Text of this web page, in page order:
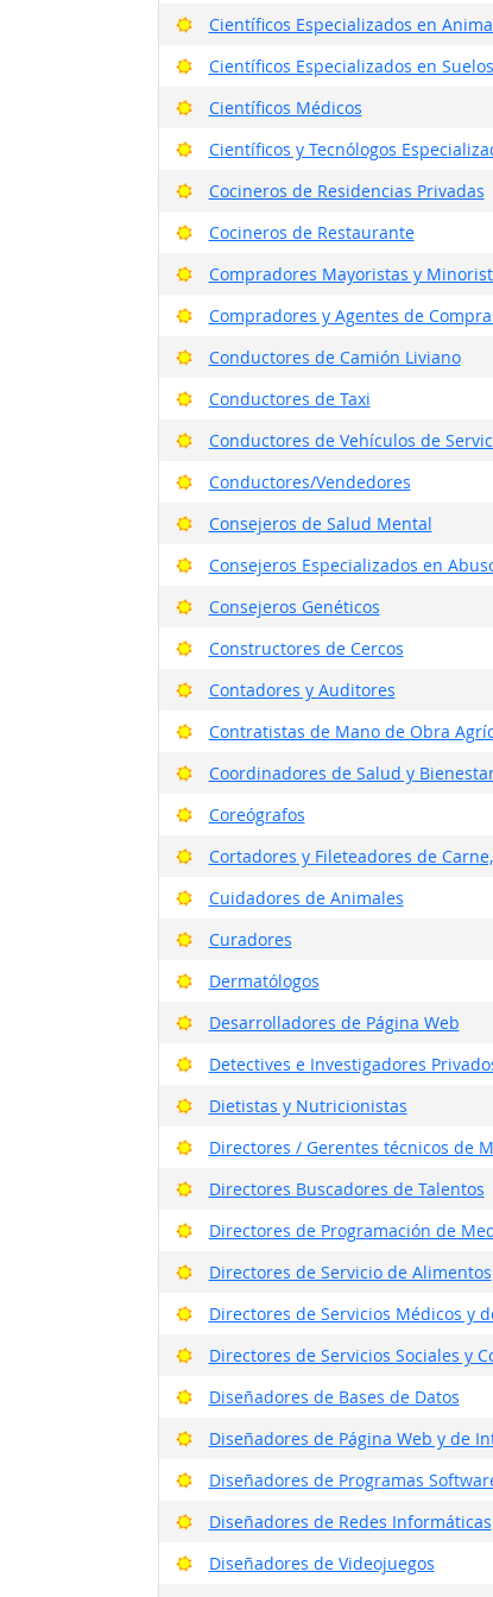
Científicos Especializados en
Buenas perspectivas
Científicos Especializados en
Buenas perspectivas
Científicos Médicos
Buenas perspectivas
Científicos y Tecnólogos
Buenas perspectivas
Cocineros de Residencias Privadas
Buenas perspectivas
Cocineros de Restaurante
Buenas perspectivas
Compradores Mayoristas y
Buenas perspectivas
Compradores y Agentes de
Buenas perspectivas
Conductores de Camión Liviano
Buenas perspectivas
Conductores de Taxi
Buenas perspectivas
Conductores de Vehículos de
Buenas perspectivas
Conductores/Vendedores
Buenas perspectivas
Consejeros de Salud Mental
Buenas perspectivas
Consejeros Especializados en
Buenas perspectivas
Consejeros Genéticos
Buenas perspectivas
Constructores de Cercos
Buenas perspectivas
Contadores y Auditores
Buenas perspectivas
Contratistas de Mano de Obra
Buenas perspectivas
Coordinadores de Salud y
Buenas perspectivas
Coreógrafos
Buenas perspectivas
Cortadores y Fileteadores de
Buenas perspectivas
Cuidadores de Animales
Buenas perspectivas
Curadores
Buenas perspectivas
Dermatólogos
Buenas perspectivas
Desarrolladores de Página Web
Buenas perspectivas
Detectives e Investigadores
Buenas perspectivas
Dietistas y Nutricionistas
Buenas perspectivas
Directores / Gerentes técnicos de
Buenas perspectivas
Directores Buscadores de Talentos
Buenas perspectivas
Directores de Programación de
Buenas perspectivas
Directores de Servicio de Alimentos
Buenas perspectivas
Directores de Servicios Médicos y
Buenas perspectivas
Directores de Servicios Sociales y
Buenas perspectivas
Diseñadores de Bases de Datos
Buenas perspectivas
Diseñadores de Página Web y de
Buenas perspectivas
Diseñadores de Programas
Buenas perspectivas
Diseñadores de Redes Informáticas
Buenas perspectivas
Diseñadores de Videojuegos
Buenas perspectivas